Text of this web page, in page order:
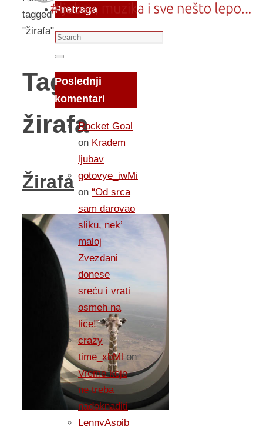
tagged
"žirafa"
Tag:
žirafa
Žirafa
Pretraga
Search
for:
Search
Poslednji
komentari
Rocket Goal
on Kradem
ljubav
gotovye_iwMi
on “Od srca
sam darovao
sliku, nek’
maloj
Zvezdani
donese
sreću i vrati
osmeh na
lice!”
crazy
time_xbMlon
Vreme koje
ne treba
nadoknaditi
LennyAspib